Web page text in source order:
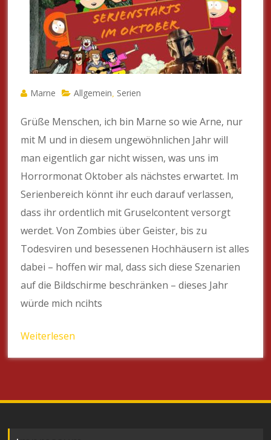
Marne Allgemein Serien
Grüße Menschen, ich bin Marne so wie Arne, nur
mit M und in diesem ungewöhnlichen Jahr will
man eigentlich gar nicht wissen, was uns im
Horrormonat Oktober als nächstes erwartet. Im
Serienbereich könnt ihr euch darauf verlassen,
dass ihr ordentlich mit Gruselcontent versorgt
werdet. Von Zombies über Geister, bis zu
Todesviren und besessenen Hochhäusern ist alles
dabei – hoffen wir mal, dass sich diese Szenarien
auf die Bildschirme beschränken – dieses Jahr
würde mich ncihts
Weiterlesen